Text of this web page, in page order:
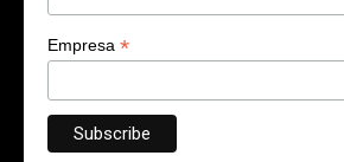
Empresa *